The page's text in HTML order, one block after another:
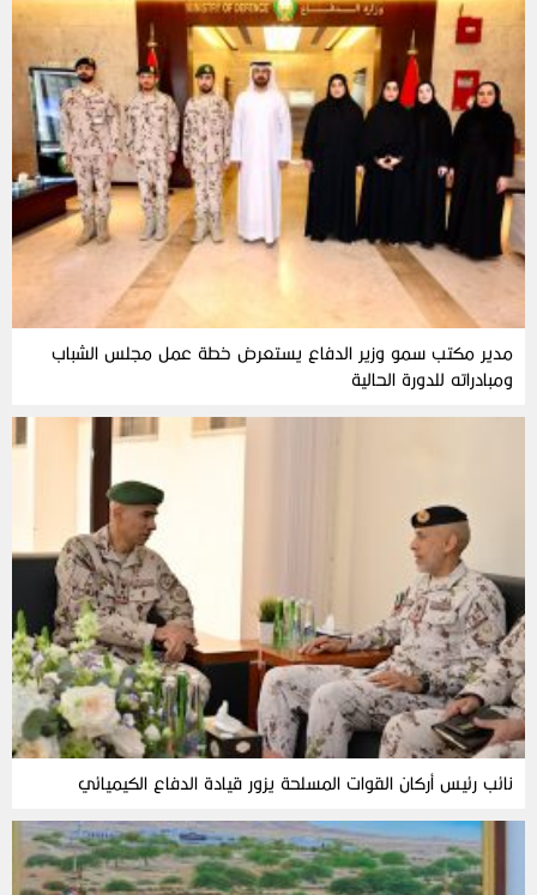
مدير مكتب سمو وزير الدفاع يستعرض خطة عمل مجلس الشباب
ومبادراته للدورة الحالية
نائب رئيس أركان القوات المسلحة يزور قيادة الدفاع الكيميائي